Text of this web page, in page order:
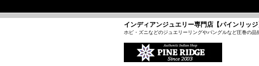
インディアンジュエリー専門店【パインリッジ
ホピ・ズニなどのジュエリーリングやバングルなど圧巻の品